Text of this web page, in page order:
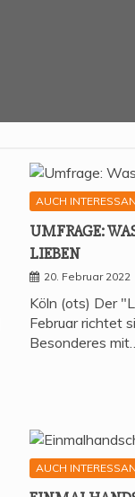
AUCH
UMFRA­GE:
LIEBEN
20. Februar 2022
Köln (ots) Der
Februar richtet
Besonderes mit…
AUCH